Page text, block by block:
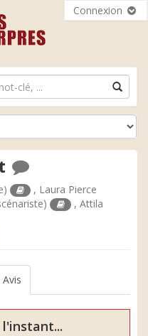
Connexion
, Laura Pierce
, Attila
Avis